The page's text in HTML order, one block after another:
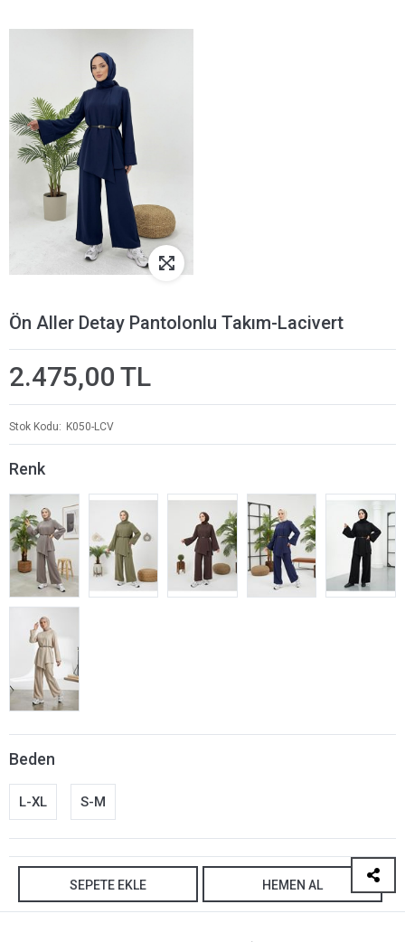
Ön Aller Detay Pantolonlu Takım-Lacivert
2.475,00 TL
Stok Kodu K050-LCV
Renk
Beden
L-XL S-M
SEPETE EKLE HEMEN AL